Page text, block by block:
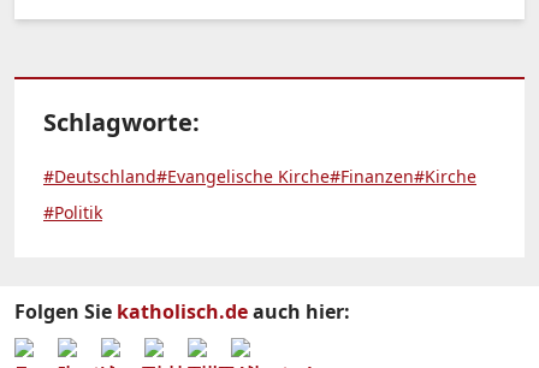
Schlagworte:
#Deutschland#Evangelische Kirche#Finanzen#Kirche
#Politik
Folgen Sie katholisch.deauch hier: